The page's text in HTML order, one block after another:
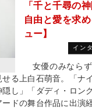
「千と千尋の
自由と愛を求
ュー】
イン
女優のみならず
せる上白石萌音。「ナ
隠し」「ダディ・ロン
ドの舞台作品に出演